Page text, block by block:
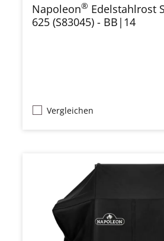
Napoleon® Edelstahlrost
625 (S83045) - BB|14
Vergleichen